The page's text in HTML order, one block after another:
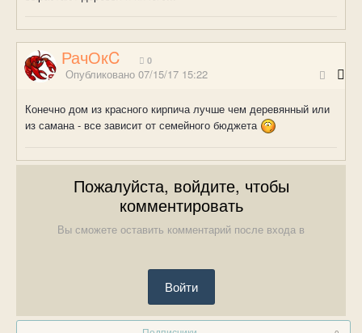
РачОкC 0
Опубликовано 07/15/17 15:22
Конечно дом из красного кирпича лучше чем деревянный или
из самана - все зависит от семейного бюджета
Пожалуйста, войдите, чтобы
комментировать
Вы сможете оставить комментарий после входа в
Войти